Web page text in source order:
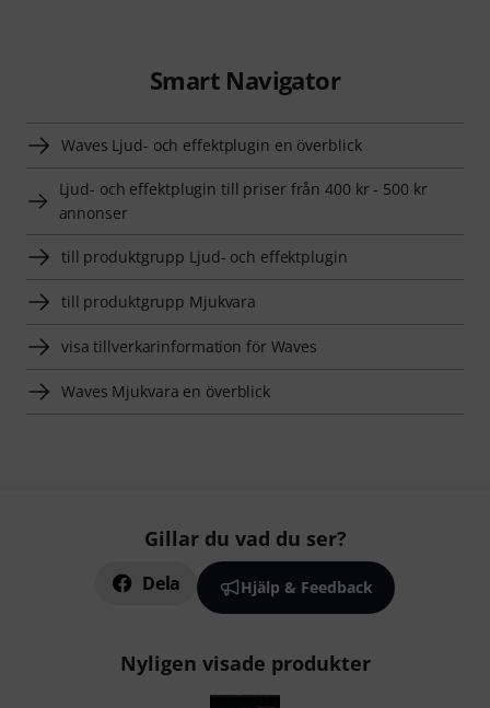
Smart Navigator
Waves Ljud- och effektplugin en överblick
Ljud- och effektplugin till priser från 400 kr - 500 kr
annonser
till produktgrupp Ljud- och effektplugin
till produktgrupp Mjukvara
visa tillverkarinformation för Waves
Waves Mjukvara en överblick
Gillar du vad du ser?
Dela Hjälp & Feedback
Nyligen visade produkter